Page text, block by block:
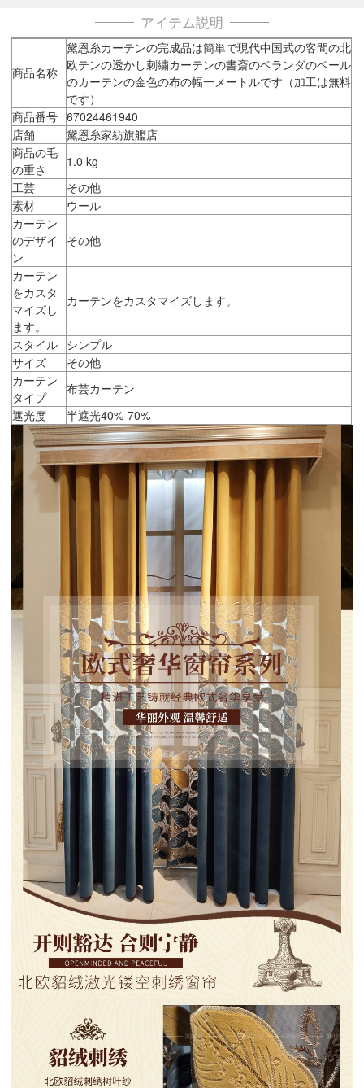
アイテム説明
商品名称
黛恩糸カーテンの完成品は簡単で現代中国式の客間の北
欧テンの透かし刺繍カーテンの書斎のベランダのベール
のカーテンの金色の布の幅一メートルです（加工は無料
です）
商品番号 67024461940
店舗
黛恩糸家紡旗艦店
商品の毛
の重さ
1.0 kg
工芸
その他
素材
ウール
カーテン
のデザイ
ン
その他
カーテン
をカスタ
マイズし
ます。
カーテンをカスタマイズします。
スタイル シンプル
サイズ
その他
カーテン
タイプ
布芸カーテン
遮光度
半遮光40%-70%